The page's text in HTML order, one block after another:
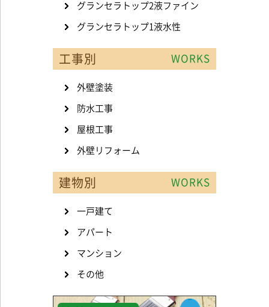
グランセラトップ2液ファイン
グランセラトップ1液水性
工事別 WORKS
外壁塗装
防水工事
屋根工事
外壁リフォーム
建物別 WORKS
一戸建て
アパート
マンション
その他